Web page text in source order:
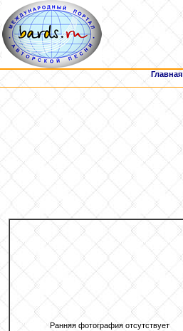
Главная
Ранняя фотография отсутствует